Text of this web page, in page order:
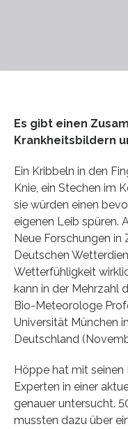
Es gibt einen
Krankheitsbildern
Ein Kribbeln in den
Knie, ein Stechen im
sie würden einen
eigenen Leib spüren.
Neue Forschungen
Deutschen
Wetterfühligkeit
kann in der Mehrzahl
Bio-Meteorologe
Universität München
Deutschland
Höppe hat mit
Experten in einer
genauer untersucht.
mussten dazu über